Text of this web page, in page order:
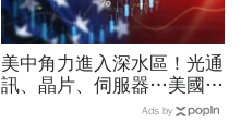
美中角力進入深水區！光通
訊、晶片、伺服器…美國制
裁加碼，謝金河示警台灣
Ads by